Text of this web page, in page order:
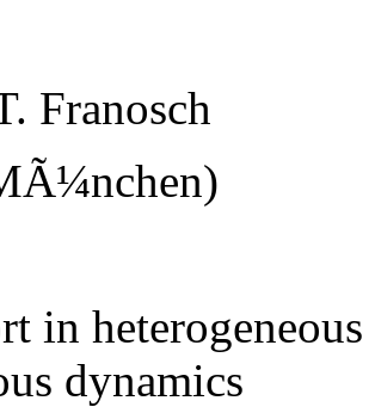
Franosch
in
dynamics